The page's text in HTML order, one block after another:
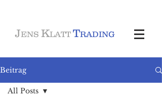
JENS KLATT TRADING
Beitrag
All Posts